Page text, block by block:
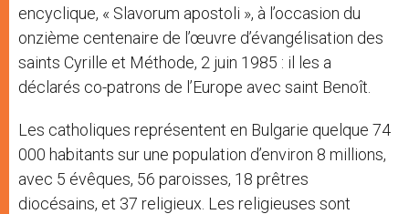
encyclique, « Slavorum apostoli », à l’occasion du
onzième centenaire de l’œuvre d’évangélisation des
saints Cyrille et Méthode, 2 juin 1985 : il les a
déclarés co-patrons de l’Europe avec saint Benoît.
Les catholiques représentent en Bulgarie quelque 74
000 habitants sur une population d’environ 8 millions,
avec 5 évêques, 56 paroisses, 18 prêtres
diocésains, et 37 religieux. Les religieuses sont